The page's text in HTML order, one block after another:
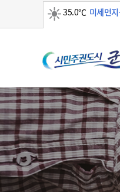
35.0℃ 미세먼